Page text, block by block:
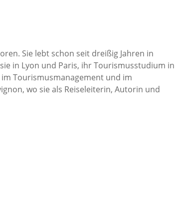
Sie lebt schon seit dreißig Jahren in
in Lyon und Paris, ihr Tourismusstudium in
Tourismusmanagement und im
wo sie als Reiseleiterin, Autorin und